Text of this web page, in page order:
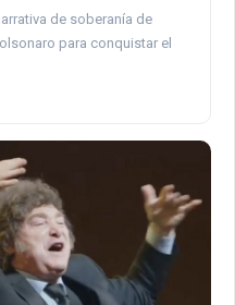
de soberanía de
para conquistar el